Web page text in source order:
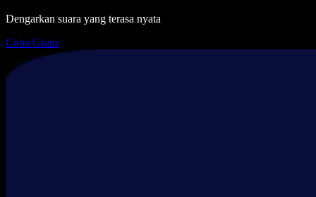
Dengarkan suara yang terasa nyata
Coba Gratis